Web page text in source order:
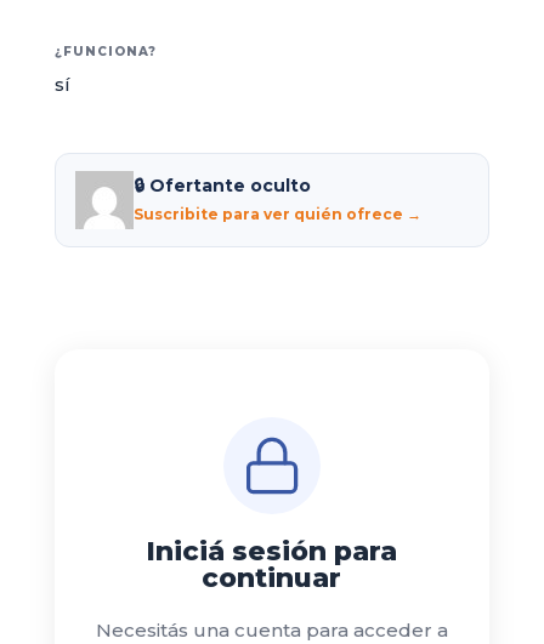
¿FUNCIONA?
sí
🔒 Ofertante oculto
Suscribite para ver quién ofrece →
Iniciá sesión para
continuar
Necesitás una cuenta para acceder a